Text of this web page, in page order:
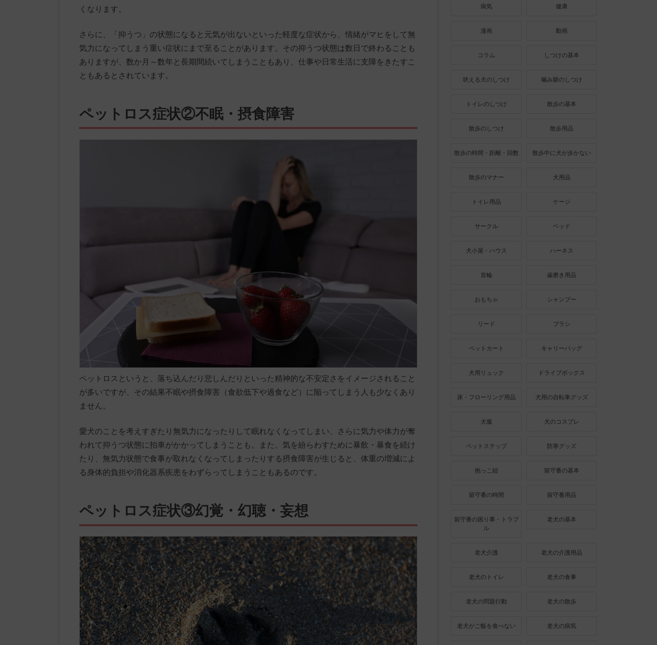
くなります。
さらに、「抑うつ」の状態になると元気が出ないといった軽度な症状から、情緒がマヒをして無
気力になってしまう重い症状にまで至ることがあります。その抑うつ状態は数日で終わることも
ありますが、数か月～数年と長期間続いてしまうこともあり、仕事や日常生活に支障をきたすこ
ともあるとされています。
ペットロス症状②不眠・摂食障害
ペットロスというと、落ち込んだり悲しんだりといった精神的な不安定さをイメージされること
が多いですが、その結果不眠や摂食障害（食欲低下や過食など）に陥ってしまう人も少なくあり
ません。
愛犬のことを考えすぎたり無気力になったりして眠れなくなってしまい、さらに気力や体力が奪
われて抑うつ状態に拍車がかかってしまうことも。また、気を紛らわすために暴飲・暴食を続け
たり、無気力状態で食事が取れなくなってしまったりする摂食障害が生じると、体重の増減によ
る身体的負担や消化器系疾患をわずらってしまうこともあるのです。
ペットロス症状③幻覚・幻聴・妄想
病気 健康
漫画 動画
コラム しつけの基本
吠える犬のしつけ 噛み癖のしつけ
トイレのしつけ 散歩の基本
散歩のしつけ 散歩用品
散歩の時間・距離・回数 散歩中に犬が歩かない
散歩のマナー 犬用品
トイレ用品 ケージ
サークル ベッド
犬小屋・ハウス ハーネス
首輪 歯磨き用品
おもちゃ シャンプー
リード ブラシ
ペットカート キャリーバッグ
犬用リュック ドライブボックス
床・フローリング用品 犬用の自転車グッズ
犬服 犬のコスプレ
ペットステップ 防寒グッズ
抱っこ紐 留守番の基本
留守番の時間 留守番用品
留守番の困り事・トラブ
ル
老犬の基本
老犬介護 老犬の介護用品
老犬のトイレ 老犬の食事
老犬の問題行動 老犬の散歩
老犬がご飯を食べない 老犬の病気